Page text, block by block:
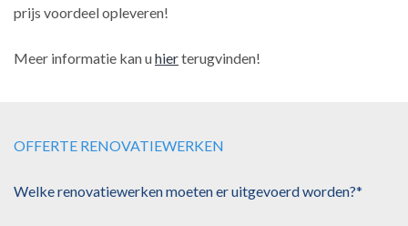
prijs voordeel opleveren!
Meer informatie kan uhierterugvinden!
OFFERTE RENOVATIEWERKEN
Welke renovatiewerken moeten er uitgevoerd worden?*